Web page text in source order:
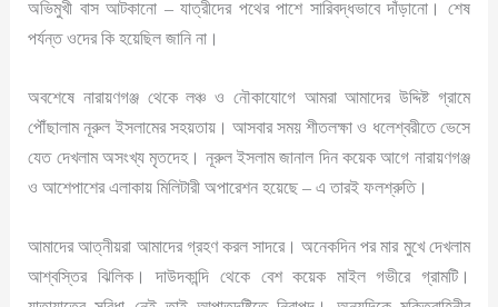
অভিমুখী বাস আটকানো – যাত্রীদের পথের পাশে সারিবদ্ধভাবে দাঁড়ানো। শেষ
পর্যন্ত ওদের কি হয়েছিল জানি না।
অবশেষে নারায়ণগঞ্জ থেকে লঞ্চ ও নৌকাযোগে আমরা আমাদের উদ্দিষ্ট গ্রামে
পৌঁছালাম নূরুল ইসলামের সহয়তায়। আসবার সময় শীতলক্ষা ও ধলেশ্বরীতে ভেসে
যেত দেখলাম অসংখ্য মৃতদেহ। নূরুল ইসলাম জানাল দিন কয়েক আগে নারায়ণগঞ্জ
ও আশেপাশের এলাকায় মিলিটারী অপারেশন হয়েছে – এ তারই ফলশ্রুতি।
আমাদের আত্নীয়রা আমাদের গ্রহণ করল সাদরে। অনেকদিন পর মার মুখে দেখলাম
আশ্বস্তির ঝিলিক। দাউদকান্দি থেকে বেশ কয়েক মাইল গভীরে গ্রামটি।